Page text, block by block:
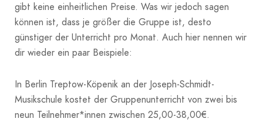
gibt keine einheitlichen Preise. Was wir jedoch sagen
können ist, dass je größer die Gruppe ist, desto
günstiger der Unterricht pro Monat. Auch hier nennen wir
dir wieder ein paar Beispiele:
In Berlin Treptow-Köpenik an der Joseph-Schmidt-
Musikschule kostet der Gruppenunterricht von zwei bis
neun Teilnehmer*innen zwischen 25,00-38,00€.